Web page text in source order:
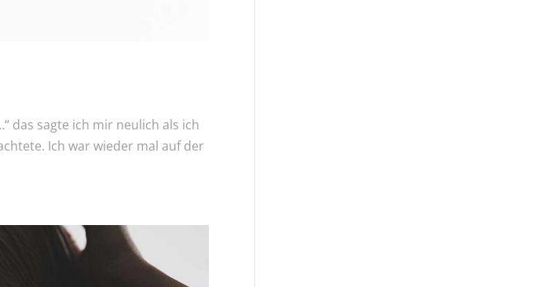
das sagte ich mir neulich als ich
Ich war wieder mal auf der